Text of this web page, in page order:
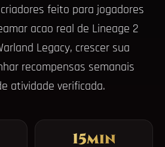
feito para jogadores
acao real de Lineage 2
Legacy, crescer sua
recompensas semanais
atividade verificada.
15min